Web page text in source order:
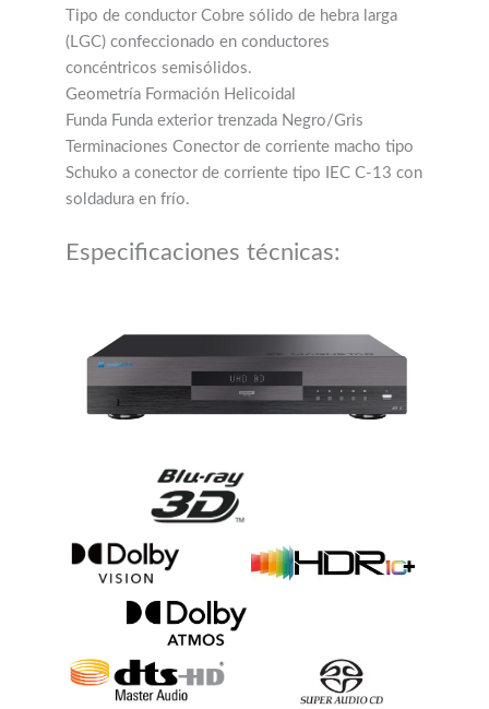
Tipo de conductor Cobre sólido de hebra larga
(LGC) confeccionado en conductores
concéntricos semisólidos.
Geometría Formación Helicoidal
Funda Funda exterior trenzada Negro/Gris
Terminaciones Conector de corriente macho tipo
Schuko a conector de corriente tipo IEC C-13 con
soldadura en frío.
Especificaciones técnicas: